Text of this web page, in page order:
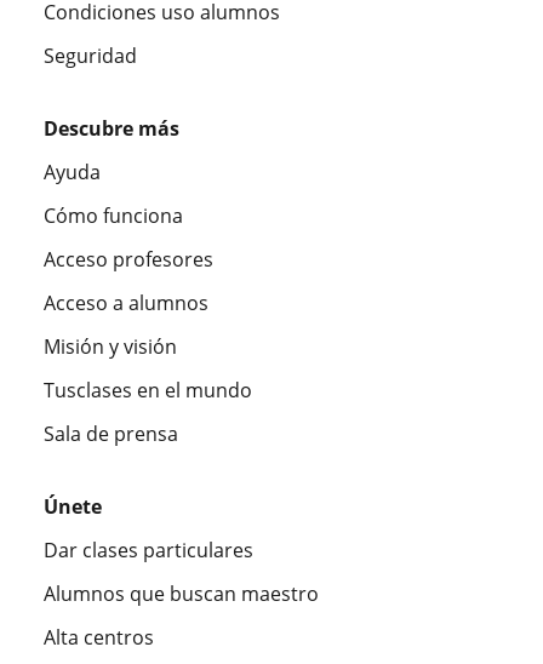
Condiciones uso alumnos
Seguridad
Descubre más
Ayuda
Cómo funciona
Acceso profesores
Acceso a alumnos
Misión y visión
Tusclases en el mundo
Sala de prensa
Únete
Dar clases particulares
Alumnos que buscan maestro
Alta centros